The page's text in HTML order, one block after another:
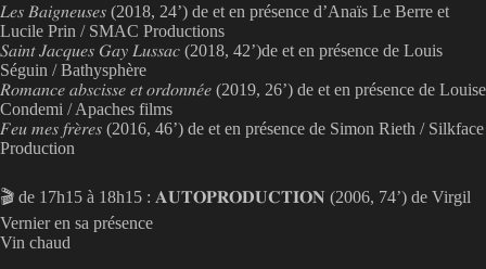
𝐿𝑒𝑠 𝐵𝑎𝑖𝑔𝑛𝑒𝑢𝑠𝑒𝑠 (2018, 24’) de et en présence d’Anaïs Le Berre et
Lucile Prin / SMAC Productions
𝑆𝑎𝑖𝑛𝑡 𝐽𝑎𝑐𝑞𝑢𝑒𝑠 𝐺𝑎𝑦 𝐿𝑢𝑠𝑠𝑎𝑐 (2018, 42’)de et en présence de Louis
Séguin / Bathysphère
𝑅𝑜𝑚𝑎𝑛𝑐𝑒 𝑎𝑏𝑠𝑐𝑖𝑠𝑠𝑒 𝑒𝑡 𝑜𝑟𝑑𝑜𝑛𝑛𝑒́𝑒 (2019, 26’) de et en présence de Louise
Condemi / Apaches films
𝐹𝑒𝑢 𝑚𝑒𝑠 𝑓𝑟𝑒̀𝑟𝑒𝑠 (2016, 46’) de et en présence de Simon Rieth / Silkface
Production
🎬 de 17h15 à 18h15 : 𝐀𝐔𝐓𝐎𝐏𝐑𝐎𝐃𝐔𝐂𝐓𝐈𝐎𝐍 (2006, 74’) de Virgil
Vernier en sa présence
Vin chaud